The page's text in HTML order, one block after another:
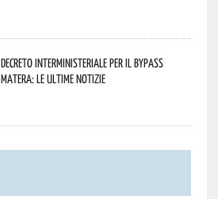
Decreto interministeriale per il Bypass
Matera: le ultime notizie